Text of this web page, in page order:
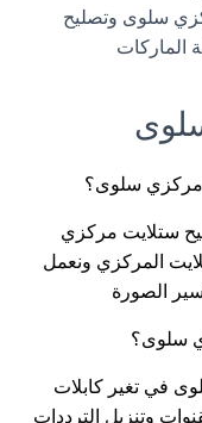
سلوى وتصليح
الماركات
مركزي سلوى؟
ستلايت مركزي
المركزي ونعمل
الصورة
سلوى؟
في تغير كابلات
وتنزيل الترددات